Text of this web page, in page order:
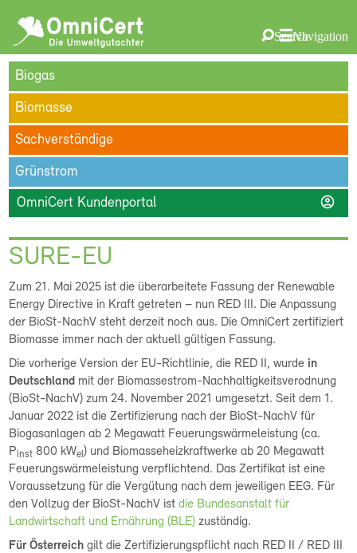
SearchNavigation
ÜBER UNS BLOG TERMINE REFERENZEN
KARRIERE
KONTAKT
Biogas
Biomasse
Sachverständige
Grünstrom
OmniCert Kundenportal account_circle
SURE-EU
Zum 21. Mai 2025 ist die überarbeitete Fassung der Renewable
Energy Directive in Kraft getreten – nun RED III. Die Anpassung
der BioSt-NachV steht derzeit noch aus. Die OmniCert zertifiziert
Biomasse immer nach der aktuell gültigen Fassung.
Die vorherige Version der EU-Richtlinie, die RED II, wurde in
Deutschland mit der Biomassestrom-Nachhaltigkeitsverodnung
(BioSt-NachV) zum 24. November 2021 umgesetzt. Seit dem 1.
Januar 2022 ist die Zertifizierung nach der BioSt-NachV für
Biogasanlagen ab 2 Megawatt Feuerungswärmeleistung (ca.
Pinst 800 kWel) und Biomasseheizkraftwerke ab 20 Megawatt
Feuerungswärmeleistung verpflichtend. Das Zertifikat ist eine
Voraussetzung für die Vergütung nach dem jeweiligen EEG. Für
den Vollzug der BioSt-NachV istdie Bundesanstalt für
Landwirtschaft und Ernährung (BLE) zuständig.
Für Österreich gilt die Zertifizierungspflicht nach RED II / RED III